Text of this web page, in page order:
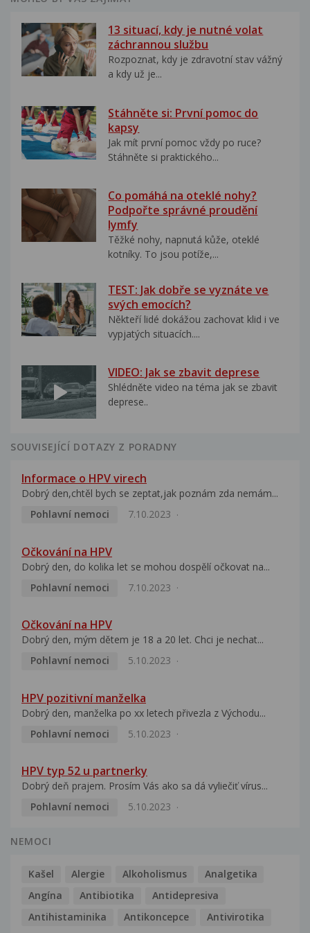
13 situací, kdy je nutné volat
záchrannou službu
Rozpoznat, kdy je zdravotní stav vážný
a kdy už je...
Stáhněte si: První pomoc do
kapsy
Jak mít první pomoc vždy po ruce?
Stáhněte si praktického...
Co pomáhá na oteklé nohy?
Podpořte správné proudění
lymfy
Těžké nohy, napnutá kůže, oteklé
kotníky. To jsou potíže,...
TEST: Jak dobře se vyznáte ve
svých emocích?
Někteří lidé dokážou zachovat klid i ve
vypjatých situacích....
VIDEO: Jak se zbavit deprese
Shlédněte video na téma jak se zbavit
deprese..
SOUVISEJÍCÍ DOTAZY Z PORADNY
Informace o HPV virech
Dobrý den,chtěl bych se zeptat,jak poznám zda nemám...
Pohlavní nemoci
7.10.2023
Očkování na HPV
Dobrý den, do kolika let se mohou dospělí očkovat na...
Pohlavní nemoci
7.10.2023
Očkování na HPV
Dobrý den, mým dětem je 18 a 20 let. Chci je nechat...
Pohlavní nemoci
5.10.2023
HPV pozitivní manželka
Dobrý den, manželka po xx letech přivezla z Východu...
Pohlavní nemoci
5.10.2023
HPV typ 52 u partnerky
Dobrý deň prajem. Prosím Vás ako sa dá vyliečiť vírus...
Pohlavní nemoci
5.10.2023
NEMOCI
Kašel Alergie Alkoholismus
Analgetika
Angína
Antibiotika
Antidepresiva
Antihistaminika
Antikoncepce Antivirotika